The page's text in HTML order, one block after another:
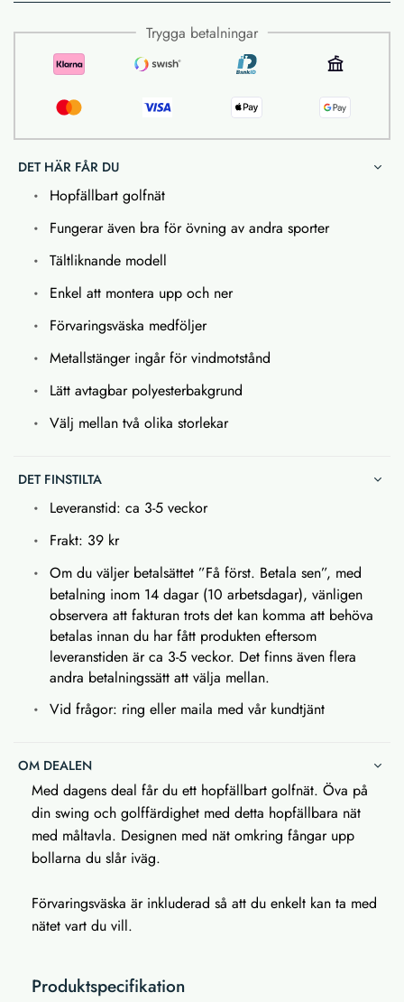
Trygga betalningar
DET HÄR FÅR DU
Hopfällbart golfnät
Fungerar även bra för övning av andra sporter
Tältliknande modell
Enkel att montera upp och ner
Förvaringsväska medföljer
Metallstänger ingår för vindmotstånd
Lätt avtagbar polyesterbakgrund
Välj mellan två olika storlekar
DET FINSTILTA
Leveranstid: ca 3-5 veckor
Frakt: 39 kr
Om du väljer betalsättet ”Få först. Betala sen”, med
betalning inom 14 dagar (10 arbetsdagar), vänligen
observera att fakturan trots det kan komma att behöva
betalas innan du har fått produkten eftersom
leveranstiden är ca 3-5 veckor. Det finns även flera
andra betalningssätt att välja mellan.
Vid frågor: ring eller maila med vår kundtjänt
OM DEALEN
Med dagens deal får du ett hopfällbart golfnät. Öva på
din swing och golffärdighet med detta hopfällbara nät
med måltavla. Designen med nät omkring fångar upp
bollarna du slår iväg.
Förvaringsväska är inkluderad så att du enkelt kan ta med
nätet vart du vill.
Produktspecifikation